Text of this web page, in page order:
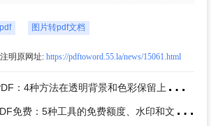
击立即下载就可以了。
专业图片转pdf软件
行图片转PDF操作的用户，使用电
图片转pdf文档
明原网址: https://pdftoword.55.la/news/15061.html
上
一篇：PNG转PDF：4种方法在透明背景和色彩保留上的处理差异！
下
一篇：图片转PDF免费：5种工具的免费额度、水印和文件限制对比！